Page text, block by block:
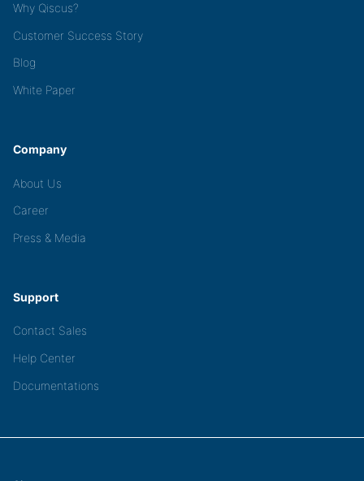
Why Qiscus?
Customer Success Story
Blog
White Paper
Company
About Us
Career
Press & Media
Support
Contact Sales
Help Center
Documentations